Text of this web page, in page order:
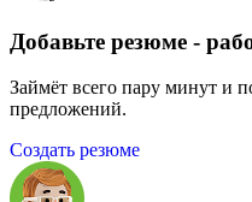
Добавьте резюме -
Займёт всего пару минут и
предложений.
Создать резюме